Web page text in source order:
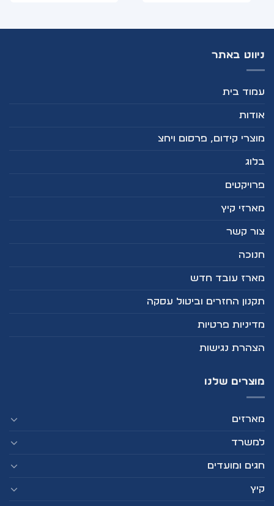
ניווט באתר
עמוד בית
אודות
מוצרי קידום, פרסום ויחצ
בלוג
פרויקטים
מארזי קיץ
צור קשר
חנוכה
מארז עובד חדש
תקנון החזרים וביטול עסקה
מדיניות פרטיות
הצהרת נגישות
מוצרים שלנו
מארזים
למשרד
חגים ומועדים
קיץ